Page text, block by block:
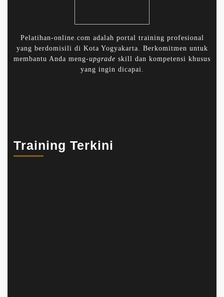
Pelatihan-online.com adalah portal training profesional
yang berdomisili di Kota Yogyakarta. Berkomitmen untuk
membantu Anda meng-upgrade skill dan kompetensi khusus
yang ingin dicapai.
Training Terkini